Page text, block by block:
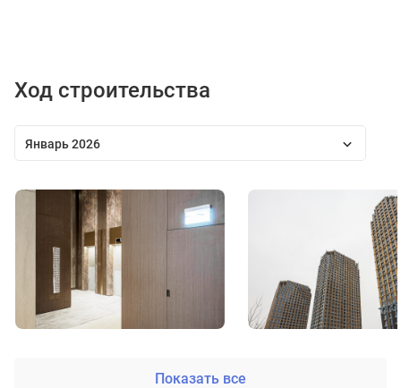
Ход строительства
Январь 2026
Показать все